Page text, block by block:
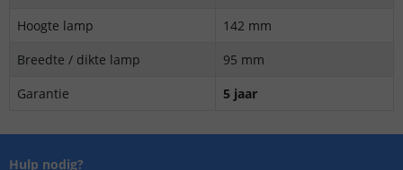
Hoogte lamp
142 mm
Breedte / dikte lamp
95 mm
Garantie
5 jaar
Hulp nodig?